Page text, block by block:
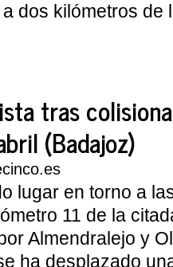
dos kilómetros de
tras
(Badajoz)
lugar en torno a
11 de la
Almendralejo y
ha desplazado